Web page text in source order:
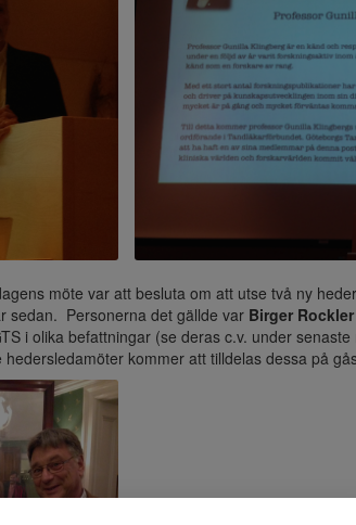
möte var att besluta om att utse två ny
sedan. Personerna det gällde var Birger Rockler
i olika befattningar (se deras c.v. under
hedersledamöter kommer att tilldelas dessa på